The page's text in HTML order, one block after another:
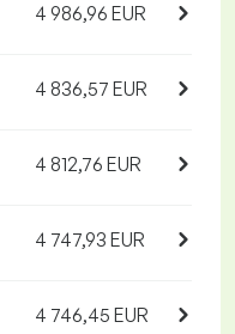
4 986,96 EUR
4 836,57 EUR
4 812,76 EUR
4 747,93 EUR
4 746,45 EUR